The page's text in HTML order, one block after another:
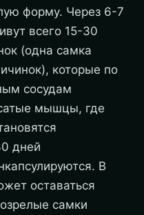
форму. Через 6-7
всего 15-30
(одна самка
которые по
сосудам
мышцы, где
дней
В
оставаться
самки